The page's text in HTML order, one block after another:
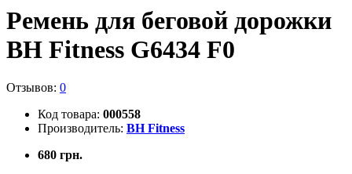
Ремень для беговой дорожки
BH Fitness G6434 F0
Отзывов: 0
Код товара: 000558
Производитель: BH Fitness
680 грн.